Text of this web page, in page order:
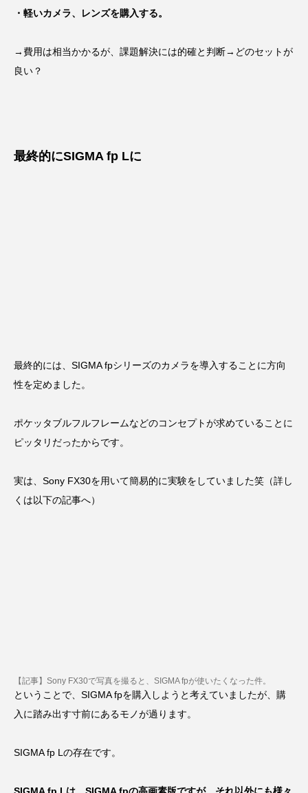
・軽いカメラ、レンズを購入する。
→費用は相当かかるが、課題解決には的確と判断→どのセットが
良い？
最終的にSIGMA fp Lに
最終的には、SIGMA fpシリーズのカメラを導入することに方向
性を定めました。
ポケッタブルフルフレームなどのコンセプトが求めていることに
ピッタリだったからです。
実は、Sony FX30を用いて簡易的に実験をしていました笑（詳し
くは以下の記事へ）
【記事】Sony FX30で写真を撮ると、SIGMA fpが使いたくなった件。
ということで、SIGMA fpを購入しようと考えていましたが、購
入に踏み出す寸前にあるモノが過ります。
SIGMA fp Lの存在です。
SIGMA fp Lは、SIGMA fpの高画素版ですが、それ以外にも様々